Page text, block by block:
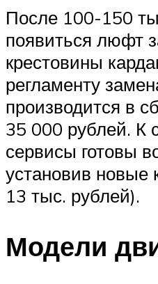
После 100-150
появиться люфт
крестовины
регламенту
производится в
35 000 рублей. К
сервисы готовы
установив новые
13 тыс. рублей).
Модели